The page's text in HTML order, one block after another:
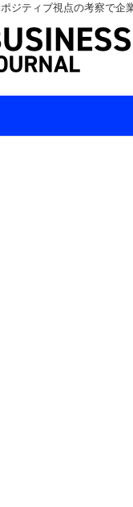
ポジティブ視点の考察で企